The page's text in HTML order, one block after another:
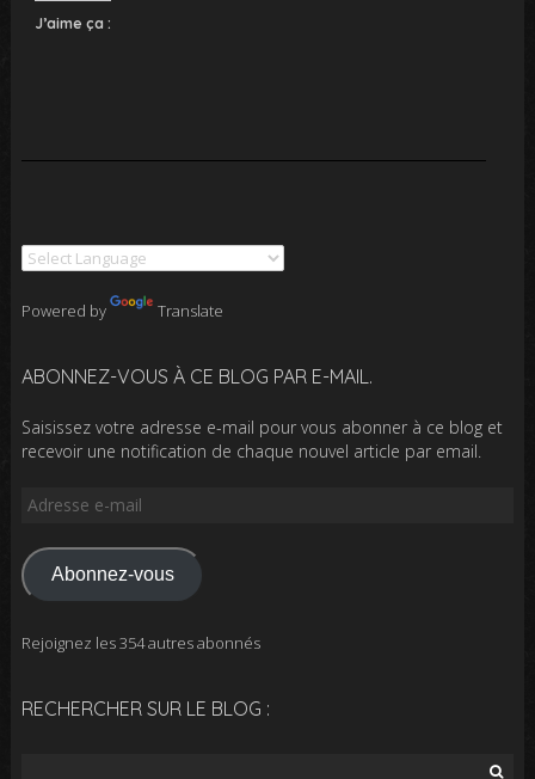
J’aime ça :
Powered by Translate
ABONNEZ-VOUS À CE BLOG PAR E-MAIL.
Saisissez votre adresse e-mail pour vous abonner à ce blog et
recevoir une notification de chaque nouvel article par email.
Adresse
mail
Abonnez-vous
Rejoignez les 354 autres abonnés
RECHERCHER SUR LE BLOG :